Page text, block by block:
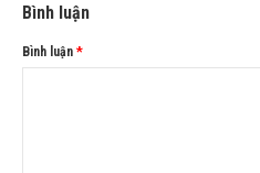
Bình luận
Bình luận *